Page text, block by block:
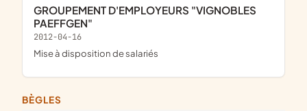
GROUPEMENT D'EMPLOYEURS "VIGNOBLES
PAEFFGEN"
2012-04-16
mise à disposition de salariés
BÈGLES